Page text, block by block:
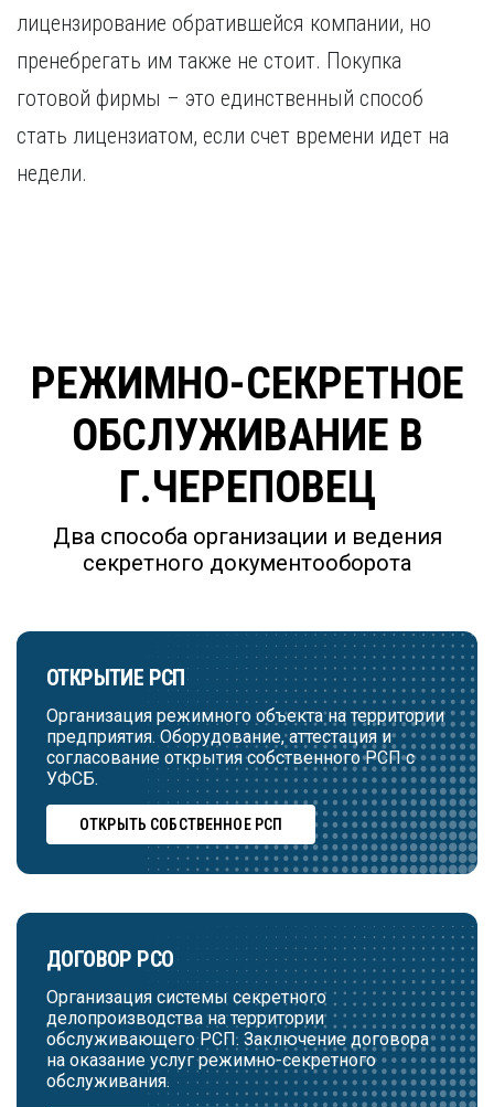
лицензирование обратившейся компании, но
пренебрегать им также не стоит. Покупка
готовой фирмы – это единственный способ
стать лицензиатом, если счет времени идет на
недели.
РЕЖИМНО-СЕКРЕТНОЕ
ОБСЛУЖИВАНИЕ В
Г.ЧЕРЕПОВЕЦ
Два способа организации и ведения
секретного документооборота
ОТКРЫТИЕ РСП
Организация режимного объекта на территории
предприятия. Оборудование, аттестация и
согласование открытия собственного РСП с
УФСБ.
ОТКРЫТЬ СОБСТВЕННОЕ РСП
ДОГОВОР РСО
Организация системы секретного
делопроизводства на территории
обслуживающего РСП. Заключение договора
на оказание услуг режимно-секретного
обслуживания.